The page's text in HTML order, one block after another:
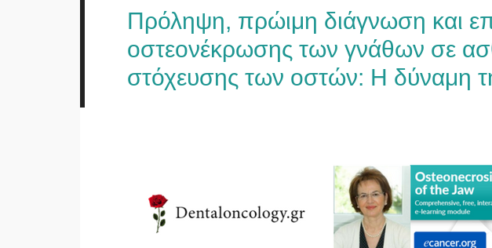
Πρόληψη, πρώιμη διάγνωση και
οστεονέκρωσης των γνάθων σε
στόχευσης των οστών: Η δύναμη